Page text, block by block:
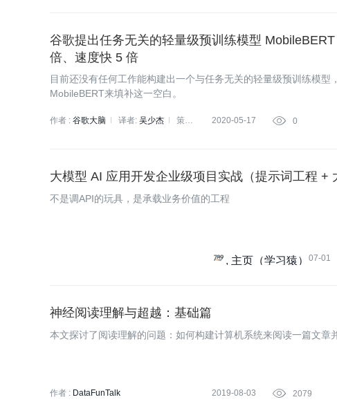
谷歌提出任务无关的轻量级预训练模型
倍、速度快 5 倍
目前还没有任何工作能构建出一个与任务无关的轻量级预训练模型
MobileBERT来填补这一空白。
作者 : 谷歌大脑 译者: 吴少杰
策划:
2020-05-17  0
大模型 AI 应用开发企业级项目实战（提示词工程 +
不是调API的玩具，是承载业务价值的工程
主页（学习猿） 07-01
神经阅读理解与超越：基础篇
本文探讨了阅读理解的问题：如何构建计算机系统来阅读一篇文章
作者 : DataFunTalk 2019-08-03  2079